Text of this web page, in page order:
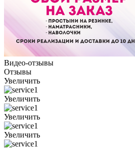
Видео-отзывы
Отзывы
Увеличить
Увеличить
Увеличить
Увеличить